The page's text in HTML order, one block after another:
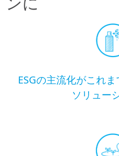
ESGの主流化がこれ
ソリュー